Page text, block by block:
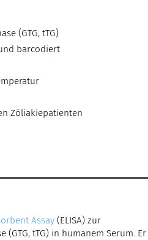
(GTG, tTG)
barcodiert
Zöliakiepatienten
Assay (ELISA) zur
tTG) in humanem Serum. Er